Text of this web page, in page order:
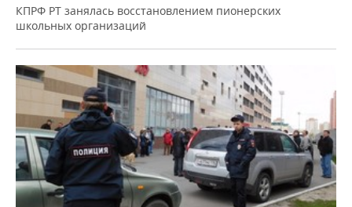
КПРФ РТ занялась восстановлением пионерских
школьных организаций